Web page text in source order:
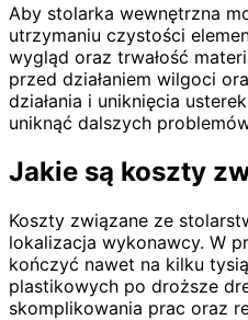
Aby stolarka wewnętrzna
utrzymaniu czystości
wygląd oraz trwałość
przed działaniem wilgoci
działania i uniknięcia
uniknąć dalszych
Jakie są koszty
Koszty związane ze
lokalizacja wykonawcy. W
kończyć nawet na kilku
plastikowych po droższe
skomplikowania prac oraz